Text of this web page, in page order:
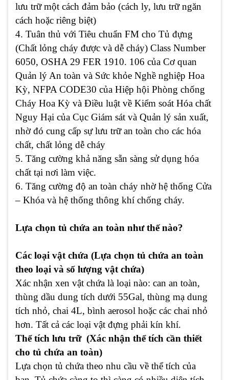
lưu trữ một cách đảm bảo (cách ly, lưu trữ ngăn
cách hoặc riêng biệt)
4. Tuân thủ với Tiêu chuẩn FM cho Tủ đựng
(Chất lỏng cháy được và dễ cháy) Class Number
6050, OSHA 29 FER 1910. 106 của Cơ quan
Quản lý An toàn và Sức khỏe Nghề nghiệp Hoa
Kỳ, NFPA CODE30 của Hiệp hội Phòng chống
Cháy Hoa Kỳ và Điều luật về Kiểm soát Hóa chất
Nguy Hại của Cục Giám sát và Quản lý sản xuất,
nhờ đó cung cấp sự lưu trữ an toàn cho các hóa
chất, chất lỏng dễ cháy
5. Tăng cường khả năng sẵn sàng sử dụng hóa
chất tại nơi làm việc.
6. Tăng cường độ an toàn cháy nhờ hệ thống Cửa
– Khóa và hệ thống thông khí chống cháy.
Lựa chọn tủ chứa an toàn như thế nào?
Các loại vật chứa (Lựa chọn tủ chứa an toàn
theo loại và số lượng vật chứa)
Xác nhận xen vật chứa là loại nào: can an toàn,
thùng dầu dung tích dưới 55Gal, thùng mạ dung
tích nhỏ, chai 4L, bình aerosol hoặc các chai nhỏ
hơn. Tất cả các loại vật đựng phải kín khí.
Thể tích lưu trữ (Xác nhận thể tích cần thiết
cho tủ chứa an toàn)
Lựa chọn tủ chứa theo nhu cầu về thể tích của